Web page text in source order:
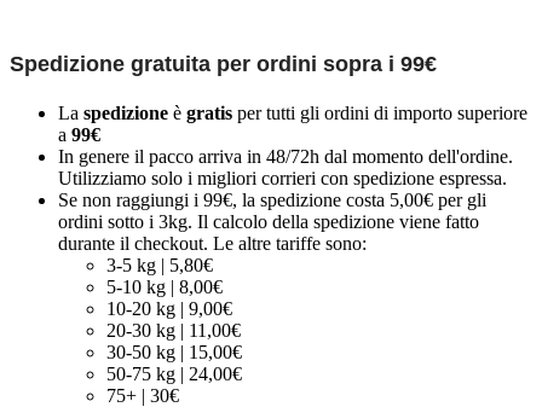
Spedizione gratuita per ordini sopra i 99€
La spedizione è gratis per tutti gli ordini di importo superiore
a 99€
In genere il pacco arriva in 48/72h dal momento dell'ordine.
Utilizziamo solo i migliori corrieri con spedizione espressa.
Se non raggiungi i 99€, la spedizione costa 5,00€ per gli
ordini sotto i 3kg. Il calcolo della spedizione viene fatto
durante il checkout. Le altre tariffe sono:
3-5 kg | 5,80€
5-10 kg | 8,00€
10-20 kg | 9,00€
20-30 kg | 11,00€
30-50 kg | 15,00€
50-75 kg | 24,00€
75+ | 30€